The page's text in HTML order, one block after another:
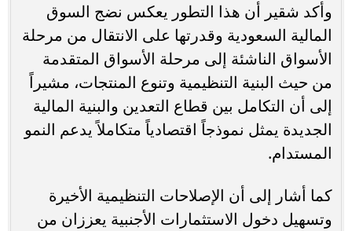
وأكد شقير أن هذا التطور يعكس نضج السوق
المالية السعودية وقدرتها على الانتقال من مرحلة
الأسواق الناشئة إلى مرحلة الأسواق المتقدمة
من حيث البنية التنظيمية وتنوع المنتجات، مشيراً
إلى أن التكامل بين قطاع التعدين والبنية المالية
الجديدة يمثل نموذجاً اقتصادياً متكاملاً يدعم النمو
المستدام.
كما أشار إلى أن الإصلاحات التنظيمية الأخيرة
وتسهيل دخول الاستثمارات الأجنبية يعززان من